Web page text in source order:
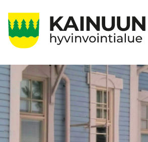
pääsisältöön
Sote
Menu
Asiakkaille